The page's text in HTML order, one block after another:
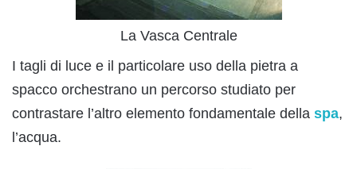
La Vasca Centrale
I tagli di luce e il particolare uso della pietra a
spacco orchestrano un percorso studiato per
contrastare l’altro elemento fondamentale della spa,
l’acqua.